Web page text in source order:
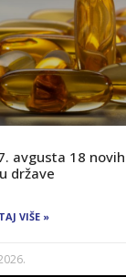
avgusta 18
države
VIŠE »